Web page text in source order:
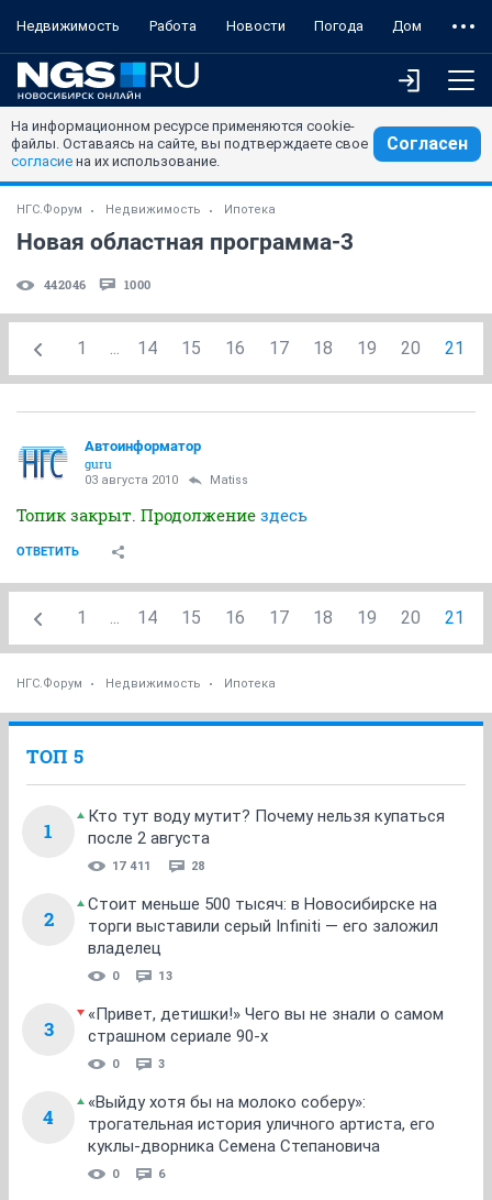
Недвижимость Работа Новости Погода Дом
На информационном ресурсе применяются cookie-
файлы. Оставаясь на сайте, вы подтверждаете свое
согласие на их использование.
Согласен
НГС.Форум Недвижимость Ипотека
Новая областная программа-3
442046 1000
1 ... 14 15 16 17 18 19 20 21
Автоинформатор
guru
03 августа 2010 Matiss
Топик закрыт. Продолжение здесь
ОТВЕТИТЬ
1 ... 14 15 16 17 18 19 20 21
НГС.Форум Недвижимость Ипотека
ТОП 5
1
Кто тут воду мутит? Почему нельзя купаться
после 2 августа
17 411 28
2
Стоит меньше 500 тысяч: в Новосибирске на
торги выставили серый Infiniti — его заложил
владелец
0 13
3
«Привет, детишки!» Чего вы не знали о самом
страшном сериале 90-х
0 3
4
«Выйду хотя бы на молоко соберу»:
трогательная история уличного артиста, его
куклы-дворника Семена Степановича
0 6